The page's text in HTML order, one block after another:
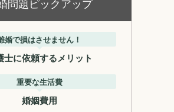
婚で損はさせません！
士に依頼するメリット
重要な生活費
婚姻費用